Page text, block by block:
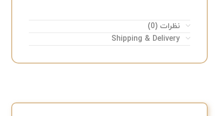
نظرات (0)
Shipping & Delivery